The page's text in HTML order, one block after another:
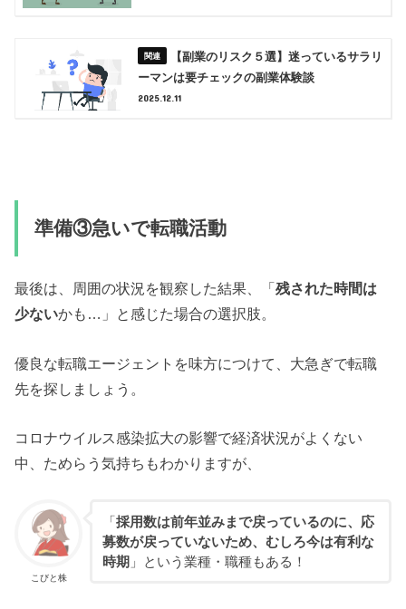
【副業のリスク５選】迷っているサラリ
ーマンは要チェックの副業体験談
2025.12.11
準備③急いで転職活動
最後は、周囲の状況を観察した結果、「残された時間は
少ないかも…」と感じた場合の選択肢。
優良な転職エージェントを味方につけて、大急ぎで転職
先を探しましょう。
コロナウイルス感染拡大の影響で経済状況がよくない
中、ためらう気持ちもわかりますが、
こびと株
「 採用数は前年並みまで戻っているのに、応
募数が戻っていないため、むしろ今は有利な
時期 」という業種・職種もある！